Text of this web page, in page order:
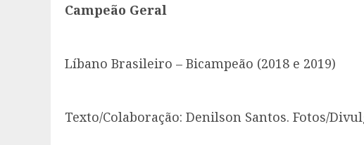
Campeão Geral
Líbano Brasileiro – Bicampeão (2018 e 2019)
Texto/Colaboração: Denilson Santos. Fotos/